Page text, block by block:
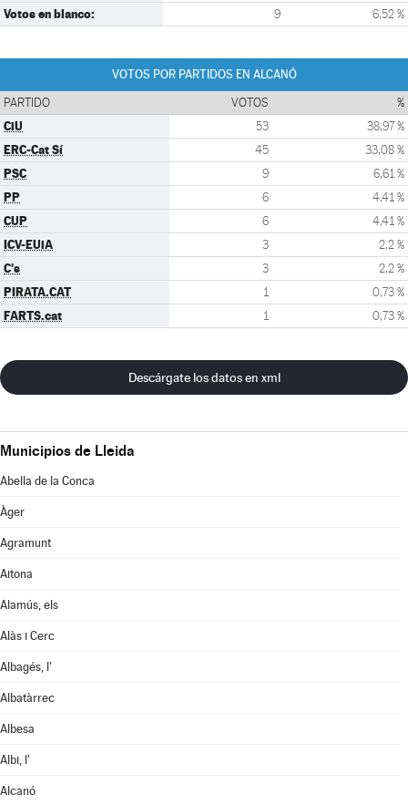
Votos en blanco: 9 6,52 %
VOTOS POR PARTIDOS EN ALCANÓ
PARTIDO VOTOS %
CiU 53 38,97 %
ERC-Cat Sí 45 33,08 %
PSC 9 6,61 %
PP 6 4,41 %
CUP 6 4,41 %
ICV-EUiA 3 2,2 %
C's 3 2,2 %
PIRATA.CAT 1 0,73 %
FARTS.cat 1 0,73 %
Descárgate los datos en xml
Municipios de Lleida
Abella de la Conca
Àger
Agramunt
Aitona
Alamús, els
Alàs i Cerc
Albagés, l'
Albatàrrec
Albesa
Albi, l'
Alcanó